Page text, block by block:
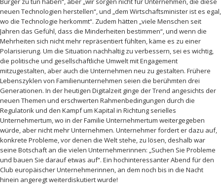
neuen Technologien herstellen“, und „dem Wirtschaftsminister ist es egal,
wo die Technologie herkommt“. Zudem hätten „viele Menschen seit
Jahren das Gefühl, dass die Minderheiten bestimmen“, und wenn die
Mehrheiten sich nicht mehr repräsentiert fühlten, käme es zu einer
Polarisierung. Um die Situation nachhaltig zu verbessern, sei es wichtig,
die politische und gesellschaftliche Umwelt mit Engagement
mitzugestalten, aber auch die Unternehmen neu zu gestalten. Frühere
Lebenszyklen von Familienunternehmen seien die berühmten drei
Generationen. In der heutigen Digitalzeit ginge der Trend angesichts der
neuen Themen und erschwerten Rahmenbedingungen durch die
Regulatorik und den Kampf um Kapital in Richtung serielles
Unternehmertum, wo in der Familie Unternehmertum weitergegeben
würde, aber nicht mehr Unternehmen. Unternehmer fordert er dazu auf,
konkrete Probleme, vor denen die Welt stehe, zu lösen, deshalb war
seine Botschaft an die vielen Unternehmerinnen: „Suchen Sie Probleme
und bauen Sie darauf etwas auf“. Ein hochinteressanter Abend für den
Club europäischer Unternehmerinnen, an dem noch bis in die Nacht
hinein angeregt weiterdiskutiert wurde!